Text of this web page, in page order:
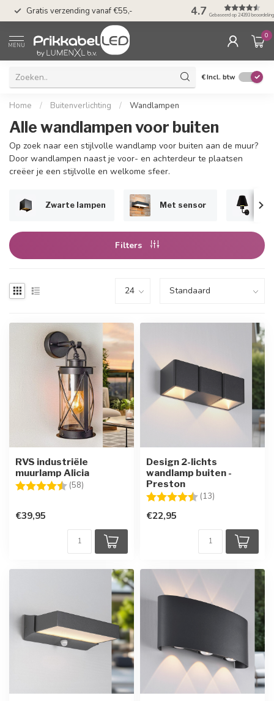
Gratis verzending vanaf €55,- 50 dagen
Klarna
4.7 Gebaseerd op 24393
MENU
0
€Incl. btw
Home / Buitenverlichting / Wandlampen
Alle wandlampen voor buiten
Op zoek naar een stijlvolle wandlamp voor buiten aan de muur?
Door wandlampen naast je voor- en achterdeur te plaatsen
creëer je een stijlvolle en welkome sfeer.
Zwarte lampen Met sensor
Filters
RVS industriële
muurlamp Alicia
Beoordeling: (58)
€39,95
Design 2-lichts
wandlamp buiten -
Preston
Beoordeling: (13)
€22,95